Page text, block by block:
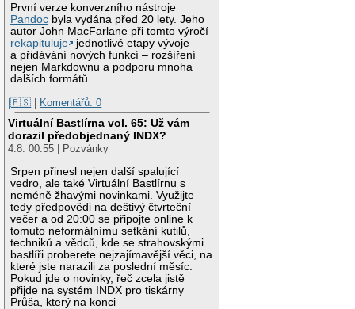
První verze konverzního nástroje
Pandoc byla vydána před 20 lety. Jeho
autor John MacFarlane při tomto výročí
rekapituluje
jednotlivé etapy vývoje
a přidávání nových funkcí – rozšíření
nejen Markdownu a podporu mnoha
dalších formátů.
|🇵🇸 | Komentářů: 0
Virtuální Bastlírna vol. 65: Už vám
dorazil předobjednaný INDX?
4.8. 00:55 | Pozvánky
Srpen přinesl nejen další spalující
vedro, ale také Virtuální Bastlírnu s
neméně žhavými novinkami. Využijte
tedy předpovědi na deštivý čtvrteční
večer a od 20:00 se připojte online k
tomuto neformálnímu setkání kutilů,
techniků a vědců, kde se strahovskými
bastlíři proberete nejzajímavější věci, na
které jste narazili za poslední měsíc.
Pokud jde o novinky, řeč zcela jistě
přijde na systém INDX pro tiskárny
Průša, který na konci